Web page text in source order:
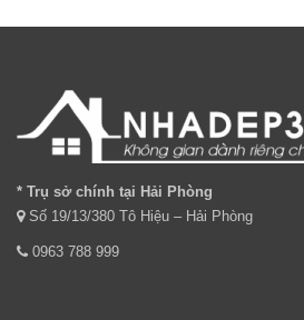
* Trụ sở chính tại Hải Phòng
Số 19/13/380 Tô Hiệu – Hải Phòng
0963 788 999